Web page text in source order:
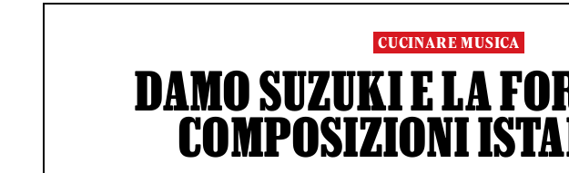
CUCINARE MUSICA
DAMO SUZUKI E LA
COMPOSIZIONI